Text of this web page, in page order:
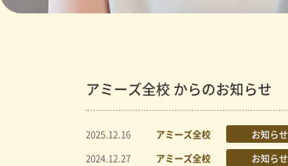
アミーズ全校 からのお知らせ
2025.12.16 アミーズ全校 お知らせ
2024.12.27 アミーズ全校 お知らせ